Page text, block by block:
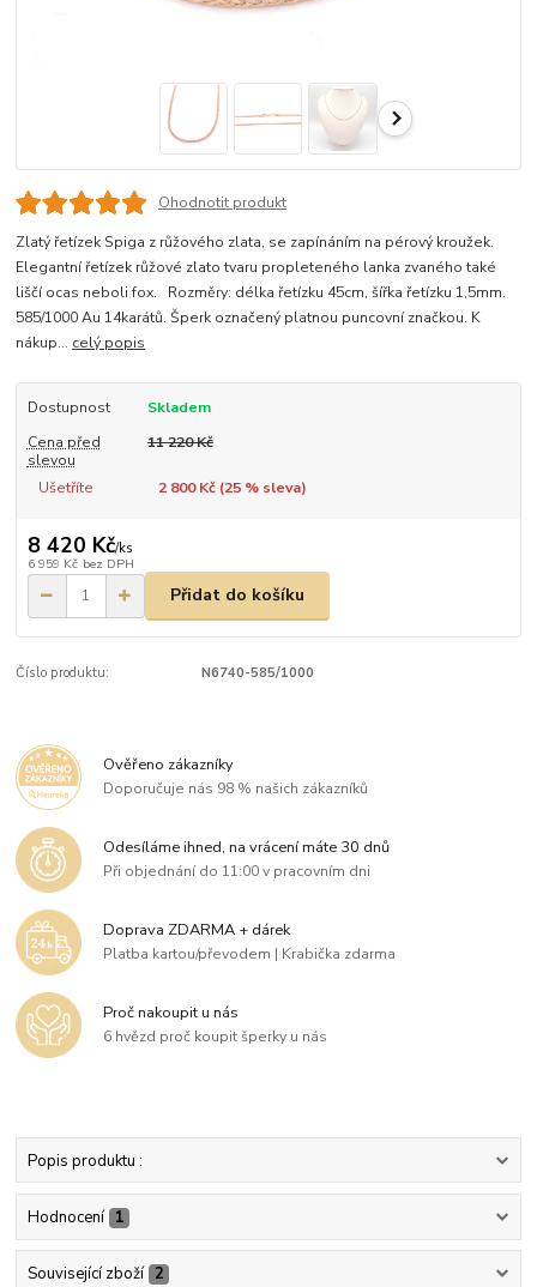
Ohodnotit produkt
Zlatý řetízek Spiga z růžového zlata, se zapínáním na pérový kroužek.
Elegantní řetízek růžové zlato tvaru propleteného lanka zvaného také
liščí ocas neboli fox. Rozměry: délka řetízku 45cm, šířka řetízku 1,5mm.
585/1000 Au 14karátů. Šperk označený platnou puncovní značkou. K
nákup... celý popis
Dostupnost
Skladem
Cena před
slevou
11 220 Kč
Ušetříte 2 800 Kč (25% sleva)
8 420 Kč/ks
6 959 Kč bez DPH
Přidat do košíku
Číslo produktu: N6740-585/1000
Ověřeno zákazníky
Doporučuje nás 98 % našich zákazníků
Odesíláme ihned, na vrácení máte 30 dnů
Při objednání do 11:00 v pracovním dni
Doprava ZDARMA + dárek
Platba kartou/převodem | Krabička zdarma
Proč nakoupit u nás
6 hvězd proč koupit šperky u nás
Popis produktu :
Hodnocení 1
Související zboží 2